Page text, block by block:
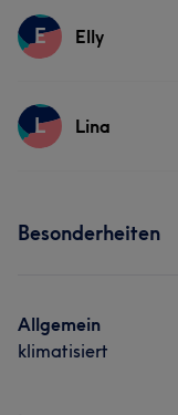
E Elly
Services
L Lina
Besonderheiten
Allgemein
klimatisiert